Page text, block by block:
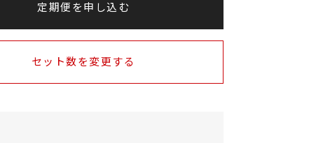
定期便を申し込む
セット数を変更する